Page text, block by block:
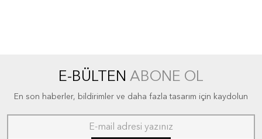
E-BÜLTEN ABONE OL
En son haberler, bildirimler ve daha fazla tasarım için kaydolun